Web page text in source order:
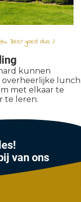
Zeer goed dus :)
kunnen
overheerlijke lunch
met elkaar te
te leren.
van ons